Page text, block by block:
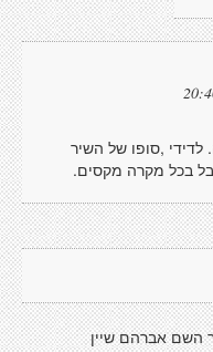
לדידי ,סופו של השיר
בכל מקרה מקסים.
השם אברהם שיין